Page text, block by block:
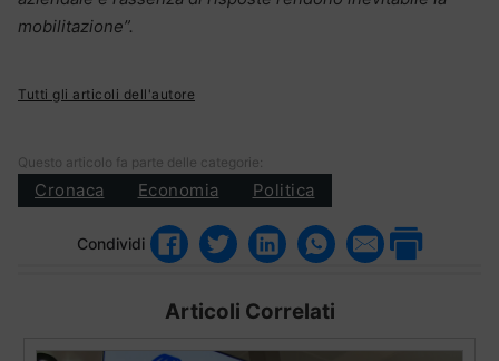
mobilitazione”.
Tutti gli articoli dell'autore
Questo articolo fa parte delle categorie:
Cronaca Economia Politica
Condividi
Articoli Correlati